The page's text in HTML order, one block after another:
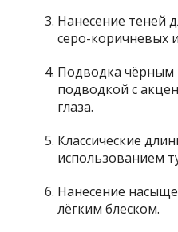
Нанесение теней
серо-коричневых
Подводка
подводкой с
глаза.
Классические
использованием
Нанесение
лёгким блеском.